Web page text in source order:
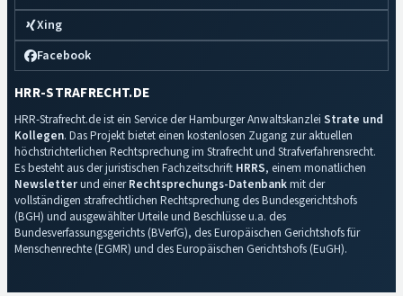
Xing
Facebook
HRR-STRAFRECHT.DE
HRR-Strafrecht.de ist ein Service der Hamburger Anwaltskanzlei Strate und
Kollegen. Das Projekt bietet einen kostenlosen Zugang zur aktuellen
höchstrichterlichen Rechtsprechung im Strafrecht und Strafverfahrensrecht.
Es besteht aus der juristischen Fachzeitschrift HRRS, einem monatlichen
Newsletterund einerRechtsprechungs-Datenbankmit der
vollständigen strafrechtlichen Rechtsprechung des Bundesgerichtshofs
(BGH) und ausgewählter Urteile und Beschlüsse u.a. des
Bundesverfassungsgerichts (BVerfG), des Europäischen Gerichtshofs für
Menschenrechte (EGMR) und des Europäischen Gerichtshofs (EuGH).